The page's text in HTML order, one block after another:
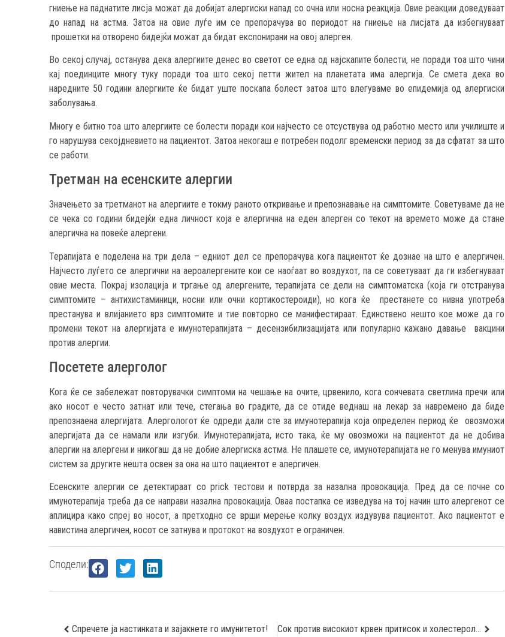
гниење на паднатите лисја можат да добијат алергиски напад со очна или носна реакција. Овие реакции доведуваат
до напад на астма. Затоа на овие луѓе им се препорачува во периодот на гниење на лисјата да избегнуваат
прошетки на отворено бидејќи можат да бидат експонирани на овој алерген.
Во секој случај, останува дека алергиите денес во светот се една од најскапите болести, не поради тоа што чини
кај поединците многу туку поради тоа што секој петти жител на планетата има алергија. Се смета дека во
наредните 50 години алергиите ќе бидат уште поскапа болест затоа што влегуваме во епидемија од алергиски
заболувања.
Многу е битно тоа што алергиите се болести поради кои најчесто се отсуствува од работно место или училиште и
го нарушува секојдневието на пациентот. Затоа некогаш е потребен подолг временски период за да сфатат за што
се работи.
Третман на есенските алергии
Значењето за третманот на алергиите е токму раното откривање и препознавање на симптомите. Советуваме да не
се чека со години бидејќи една личност која е алергична на еден алерген со текот на времето може да стане
алергична на повеќе алергени.
Терапијата е поделена на три дела – едниот дел се препорачува кога пациентот ќе дознае на што е алергичен.
Најчесто луѓето се алергични на аероалергените кои се наоѓаат во воздухот, па се советуваат да ги избегнуваат
овие места. Покрај изолација и тргање од алергените, терапијата се дели на симптоматска (која ги отстранува
симптомите – антихистаминици, носни или очни кортикостероиди), но кога ќе престанете со нивна употреба
престанува и влијанието врз симптомите и тие повторно се манифестираат. Единствено нешто кое може да го
промени текот на алергијата е имунотерапијата – десензибилизацијата или популарно кажано давање вакцини
против алергии.
Посетете алерголог
Кога ќе се забележат повторувачки симптоми на чешање на очите, црвенило, кога сончевата светлина пречи или
ако носот е често затнат или тече, стегања во градите, да се отиде веднаш на лекар за навремено да биде
препознаена алергијата. Алергологот ќе одреди дали сте за имунотерапија која определен период ќе овозможи
алергијата да се намали или изгуби. Имунотерапијата, исто така, ќе му овозможи на пациентот да не добива
алергии на алергени и никогаш да не добие алергиска астма. Не плашете се, имунотерапијата не го менува имуниот
систем за другите нешта освен за она на што пациентот е алергичен.
Есенските алергии се детектираат со prick тестови и потврда за назална провокација. Пред да се почне со
имунотерапија треба да се направи назална провокација. Оваа постапка се изведува на тој начин што алергенот се
аплицира како спреј во носот, а претходно се врши мерење колку воздух издувува пациентот. Ако пациентот е
навистина алергичен, носот се затнува и протокот на воздухот е ограничен.
Сподели:
Спречете ја настинката и зајакнете го имунитетот! Сок против високиот крвен притисок и холестеролот